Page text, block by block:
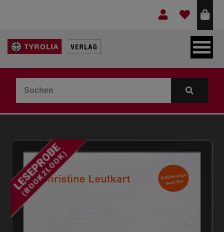
LEBEN & GLAUBE
KINDER- & JUGENDBUCH
VERLAG
IDEEN & BEGLEITMATERIAL